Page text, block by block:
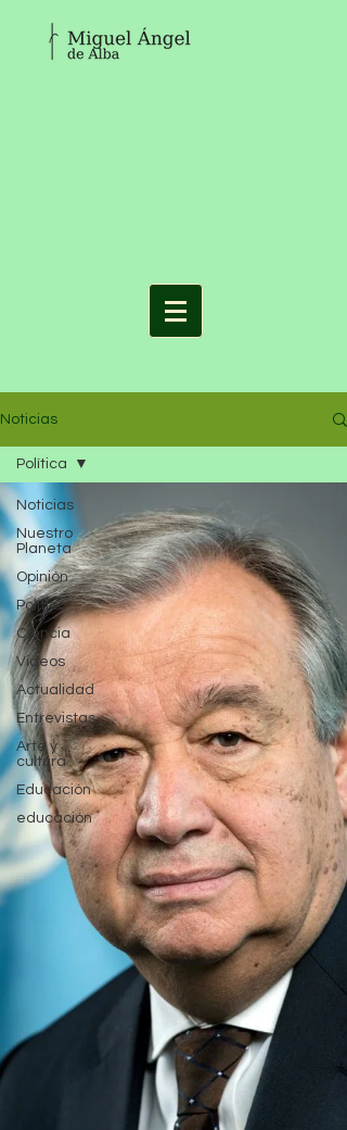
Noticias
Noticias
Nuestro
Planeta
Opinión
Política
Ciencia
Videos
Actualidad
Entrevistas
Arte y
cultura
Educación
educación
Política